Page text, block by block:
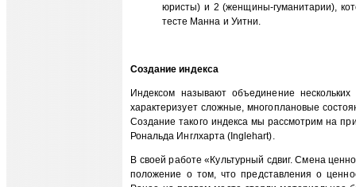
юристы) и 2 (женщины-гуманитарии),
тесте Манна и Уитни.
Создание индекса
Индексом называют объединение
характеризует сложные, многоплановые
Создание такого индекса мы рассмотрим на
Рональда Инглхарта (Inglehart).
В своей работе «Культурный сдвиг. Смена
положение о том, что представления о